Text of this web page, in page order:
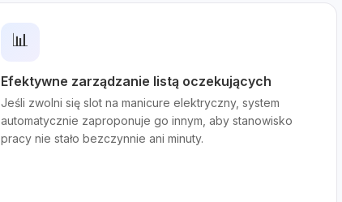
📊
Efektywne zarządzanie listą oczekujących
Jeśli zwolni się slot na manicure elektryczny, system
automatycznie zaproponuje go innym, aby stanowisko
pracy nie stało bezczynnie ani minuty.